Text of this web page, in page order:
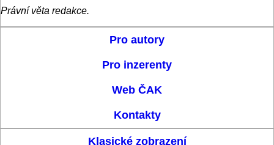
Právní věta redakce.
Pro autory
Pro inzerenty
Web ČAK
Kontakty
Klasické zobrazení